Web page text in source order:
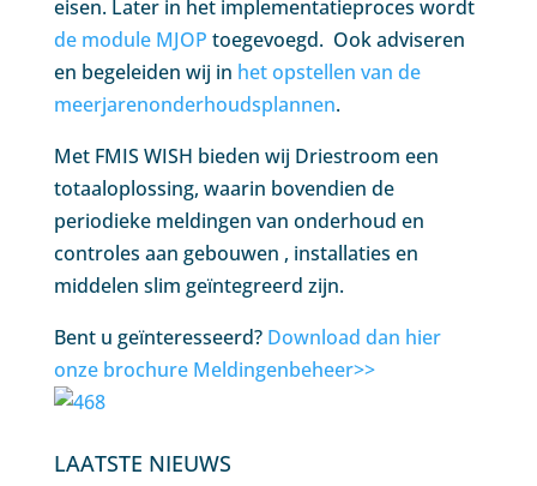
eisen. Later in het implementatieproces wordt
de module MJOP toegevoegd. Ook adviseren
en begeleiden wij in het opstellen van de
meerjarenonderhoudsplannen.
Met FMIS WISH bieden wij Driestroom een
totaaloplossing, waarin bovendien de
periodieke meldingen van onderhoud en
controles aan gebouwen , installaties en
middelen slim geïntegreerd zijn.
Bent u geïnteresseerd? Download dan hier
onze brochure Meldingenbeheer>>
LAATSTE NIEUWS